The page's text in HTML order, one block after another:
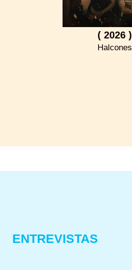
( 2026 )
Halcones
ENTREVISTAS